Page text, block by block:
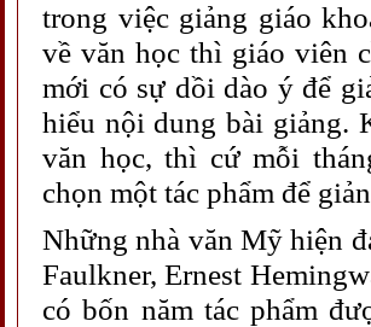
trong việc giảng giáo
về văn học thì giáo viên
mới có sự dồi dào ý để
hiểu nội dung bài giảng.
văn học, thì cứ mỗi
chọn một tác phẩm để
Những nhà văn Mỹ hiện
Faulkner, Ernest
có bốn năm tác phẩm